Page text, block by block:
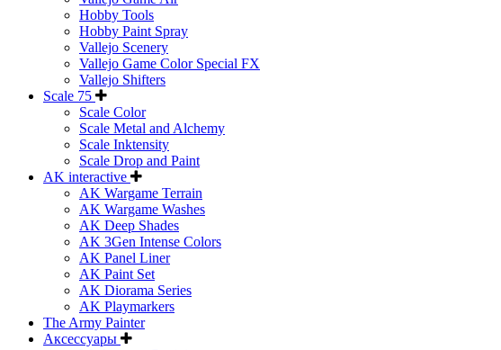
Hobby Tools
Hobby Paint Spray
Vallejo Scenery
Vallejo Game Color Special FX
Vallejo Shifters
Scale 75
Scale Color
Scale Metal and Alchemy
Scale Inktensity
Scale Drop and Paint
AK interactive
AK Wargame Terrain
AK Wargame Washes
AK Deep Shades
AK 3Gen Intense Colors
AK Panel Liner
AK Paint Set
AK Diorama Series
AK Playmarkers
The Army Painter
Аксессуары